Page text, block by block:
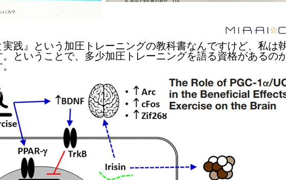
実践』という加圧トレーニングの教科書なんですけど、私は
ということで、多少加圧トレーニングを語る資格があるの